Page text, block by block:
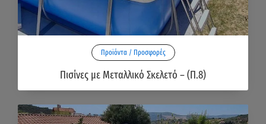
Προϊόντα / Προσφορές
Πισίνες με Μεταλλικό Σκελετό – (Π.8)